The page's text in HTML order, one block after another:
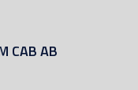
CAB AB